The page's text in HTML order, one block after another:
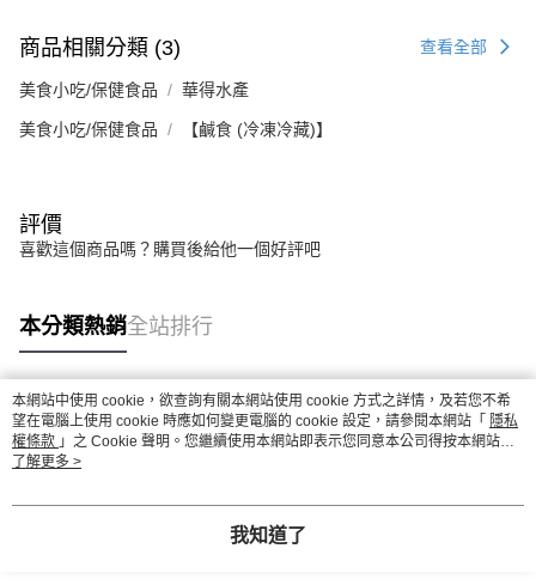
商品相關分類 (3) 查看全部
美食小吃/保健食品 華得水產
美食小吃/保健食品 【鹹食 (冷凍冷藏)】
評價
喜歡這個商品嗎？購買後給他一個好評吧
本分類熱銷全站排行
熱門標籤
本網站中使用 cookie，欲查詢有關本網站使用 cookie 方式之詳情，及若您不希
望在電腦上使用 cookie 時應如何變更電腦的 cookie 設定，請參閱本網站「 隱私
權條款 」之 Cookie 聲明。您繼續使用本網站即表示您同意本公司得按本網站使
用條款之 Cookie 聲明使用 cookie。
了解更多 >
我知道了